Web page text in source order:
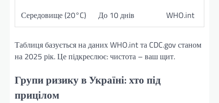
Середовище (20°C)
До 10 днів WHO.int
Таблиця базується на даних WHO.int та CDC.gov станом
на 2025 рік. Це підкреслює: чистота – ваш щит.
Групи ризику в Україні: хто під
прицілом